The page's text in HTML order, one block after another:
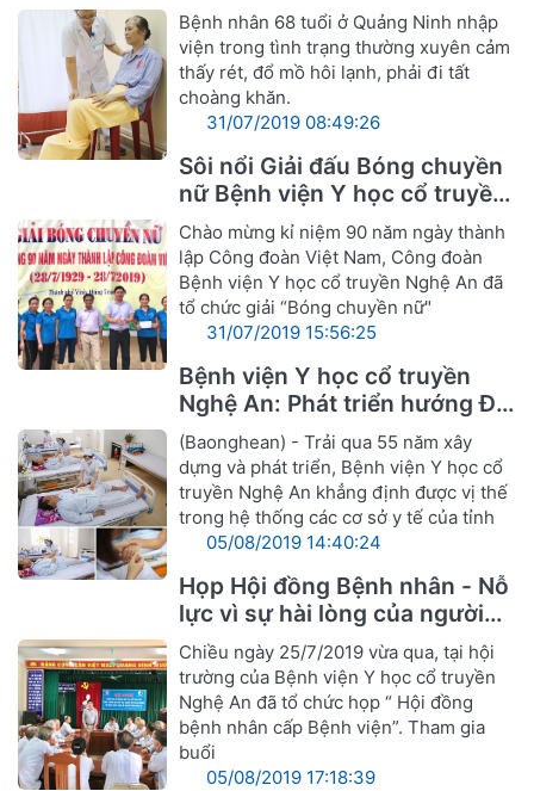
Bệnh nhân 68 tuổi ở Quảng Ninh nhập
viện trong tình trạng thường xuyên cảm
thấy rét, đổ mồ hôi lạnh, phải đi tất
choàng khăn.
31/07/2019 08:49:26
Sôi nổi Giải đấu Bóng chuyền
nữ Bệnh viện Y học cổ truyền
Nghệ An
Chào mừng kỉ niệm 90 năm ngày thành
lập Công đoàn Việt Nam, Công đoàn
Bệnh viện Y học cổ truyền Nghệ An đã
tổ chức giải “Bóng chuyền nữ"
31/07/2019 15:56:25
Bệnh viện Y học cổ truyền
Nghệ An: Phát triển hướng Đa
khoa Y, Dược cổ truyền
(Baonghean) - Trải qua 55 năm xây
dựng và phát triển, Bệnh viện Y học cổ
truyền Nghệ An khẳng định được vị thế
trong hệ thống các cơ sở y tế của tỉnh
05/08/2019 14:40:24
Họp Hội đồng Bệnh nhân - Nỗ
lực vì sự hài lòng của người
bệnh
Chiều ngày 25/7/2019 vừa qua, tại hội
trường của Bệnh viện Y học cổ truyền
Nghệ An đã tổ chức họp “ Hội đồng
bệnh nhân cấp Bệnh viện”. Tham gia
buổi
05/08/2019 17:18:39